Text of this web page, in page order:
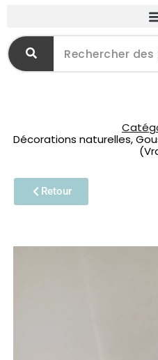
Décorations naturelles,
Retour